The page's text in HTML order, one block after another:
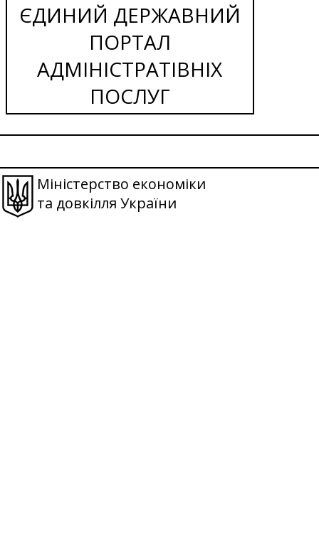
ЄДИНИЙ ДЕРЖАВНИЙ
ПОРТАЛ
АДМІНІСТРАТІВНІХ
ПОСЛУГ
Міністерство економіки
та довкілля України